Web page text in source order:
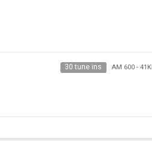
30 tune ins AM 600-